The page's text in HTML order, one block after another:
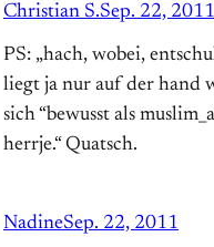
Christian S.Sep. 22, 2011
PS: „hach, wobei,
liegt ja nur auf der hand
sich “bewusst als
herrje.“ Quatsch.
NadineSep. 22, 2011